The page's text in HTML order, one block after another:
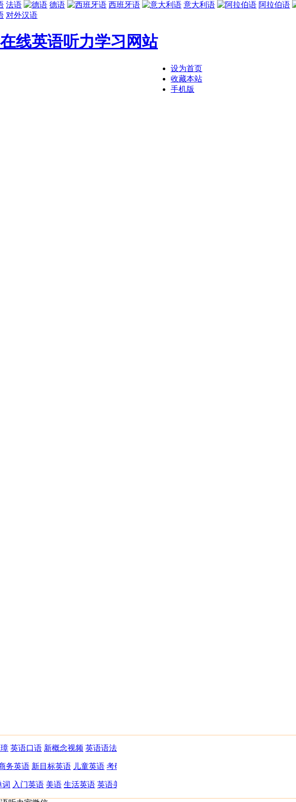
法语 德语 西班牙语 意大利语 阿拉伯语
对外汉语
线英语听力学习网站
设为首页
收藏本站
手机版
英语口语 新概念视频 英语语法
务英语 新目标英语 儿童英语 考研词汇
词 入门英语 美语 生活英语 英语美文